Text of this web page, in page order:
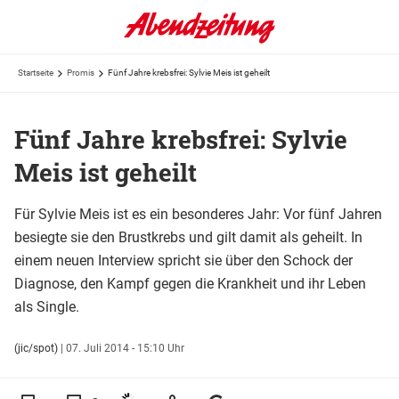
Startseite Promis Fünf Jahre krebsfrei: Sylvie Meis ist geheilt
Fünf Jahre krebsfrei: Sylvie
Meis ist geheilt
Für Sylvie Meis ist es ein besonderes Jahr: Vor fünf Jahren
besiegte sie den Brustkrebs und gilt damit als geheilt. In
einem neuen Interview spricht sie über den Schock der
Diagnose, den Kampf gegen die Krankheit und ihr Leben
als Single.
(jic/spot) | 07. Juli 2014 - 15:10 Uhr